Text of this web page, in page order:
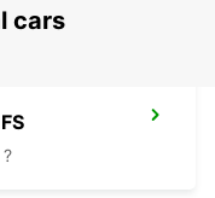
cars